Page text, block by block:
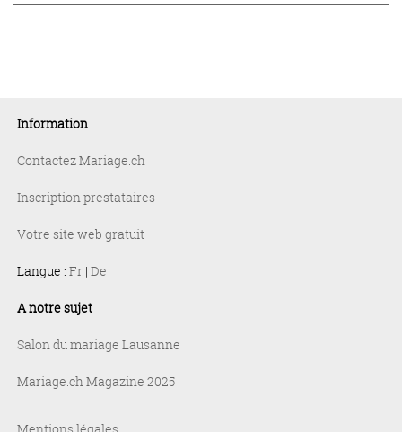
Information
Contactez Mariage.ch
Inscription prestataires
Votre site web gratuit
Langue : Fr | De
A notre sujet
Salon du mariage Lausanne
Mariage.ch Magazine 2025